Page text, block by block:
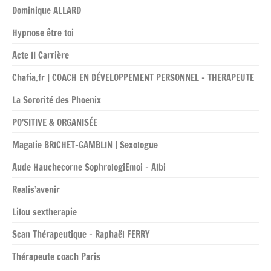
Dominique ALLARD
Hypnose être toi
Acte II Carrière
Chafia.fr | COACH EN DÉVELOPPEMENT PERSONNEL – THERAPEUTE
La Sororité des Phoenix
PO’SITIVE & ORGANISÉE
Magalie BRICHET-GAMBLIN | Sexologue
Aude Hauchecorne SophrologiEmoi – Albi
Realis’avenir
Lilou sextherapie
Scan Thérapeutique – Raphaël FERRY
Thérapeute coach Paris